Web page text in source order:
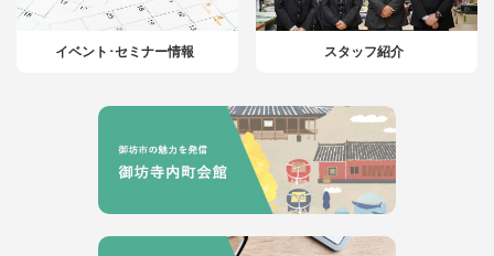
イベント･セミナー情報 スタッフ紹介